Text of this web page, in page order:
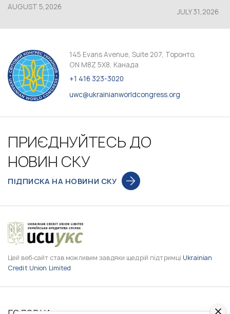
AUGUST 5,2026
JULY 31,2026
145 Evans Avenue, Suite 207, Торонто,
ON M8Z 5X8, Канада
+1 416 323-3020
uwc@ukrainianworldcongress.org
ПРИЄДНУЙТЕСЬ ДО
НОВИН СКУ
ПІДПИСКА НА НОВИНИ СКУ
Цей веб-сайт став можливим завдяки щедрій підтримці Ukrainian
Credit Union Limited